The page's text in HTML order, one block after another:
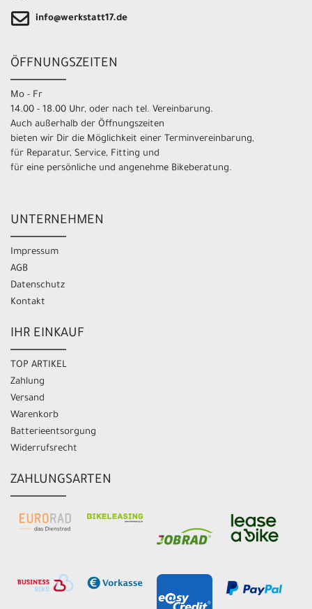
info@werkstatt17.de
ÖFFNUNGSZEITEN
Mo - Fr
14.00 - 18.00 Uhr, oder nach tel. Vereinbarung.
Auch außerhalb der Öffnungszeiten
bieten wir Dir die Möglichkeit einer Terminvereinbarung,
für Reparatur, Service, Fitting und
für eine persönliche und angenehme Bikeberatung.
UNTERNEHMEN
Impressum
AGB
Datenschutz
Kontakt
IHR EINKAUF
TOP ARTIKEL
Zahlung
Versand
Warenkorb
Batterieentsorgung
Widerrufsrecht
ZAHLUNGSARTEN